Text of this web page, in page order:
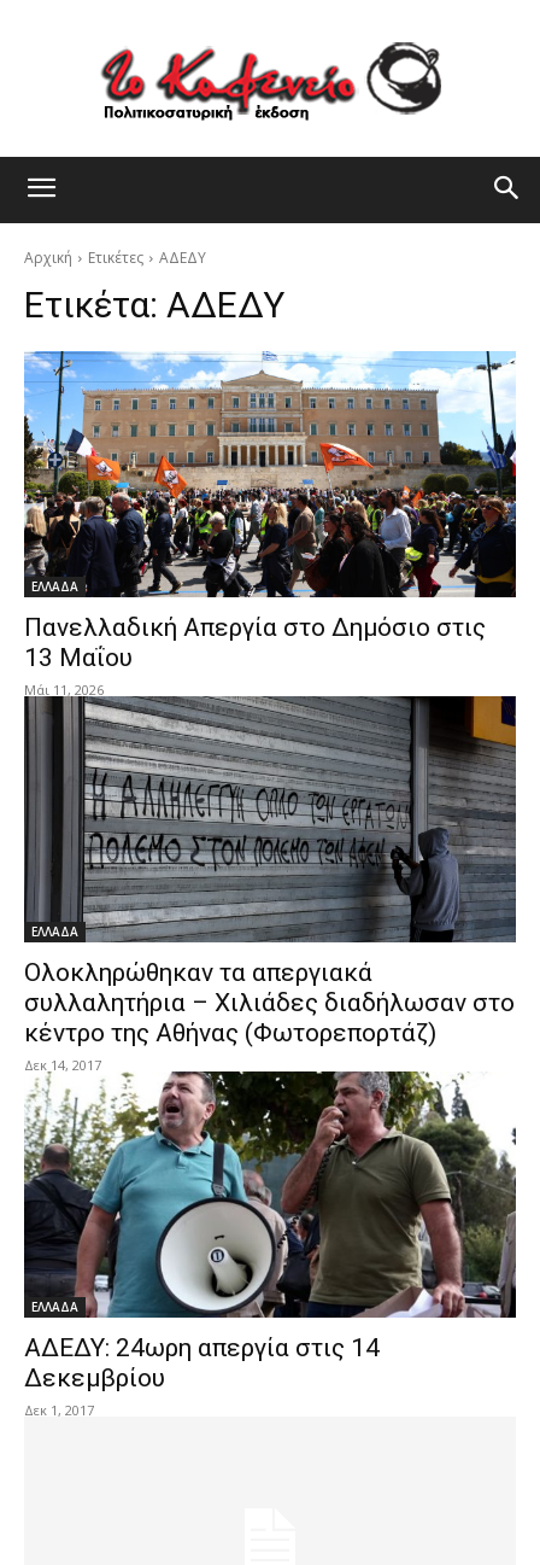
Αρχική Ετικέτες ΑΔΕΔΥ
Ετικέτα: ΑΔΕΔΥ
ΕΛΛΑΔΑ
Πανελλαδική Απεργία στο Δημόσιο στις
13 Μαΐου
Μάι 11, 2026
ΕΛΛΑΔΑ
Ολοκληρώθηκαν τα απεργιακά
συλλαλητήρια – Χιλιάδες διαδήλωσαν στο
κέντρο της Αθήνας (Φωτορεπορτάζ)
Δεκ 14, 2017
ΕΛΛΑΔΑ
ΑΔΕΔΥ: 24ωρη απεργία στις 14
Δεκεμβρίου
Δεκ 1, 2017